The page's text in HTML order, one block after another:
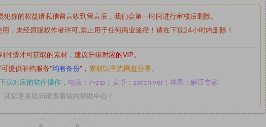
犯你的权益请私信留言收到留言后，我们会第一时间进行审核后删除。
，未经原版权作者许可,禁止用于任何商业途径！请在下载24小时内删除！
付费才可获取的素材，建议升级对应的VIP。
提供补档服务“均有备份”， 素材以主流网盘分享。
载对应的软件操作， 电脑：7-zip；安卓：zarchiver；苹果：解压专家
其它更多疑问请查看站内帮助中心！